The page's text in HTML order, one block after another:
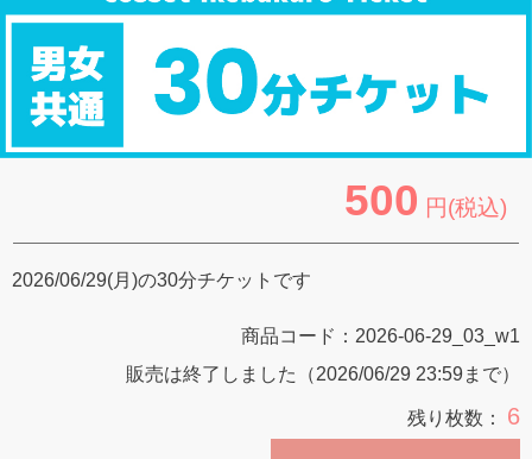
500 円(税込)
2026/06/29(月)の30分チケットです
商品コード： 2026-06-29_03_w1
販売は終了しました（2026/06/29 23:59まで）
残り枚数： 6